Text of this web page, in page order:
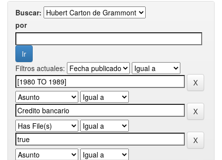
Buscar:
por
Filtros actuales: